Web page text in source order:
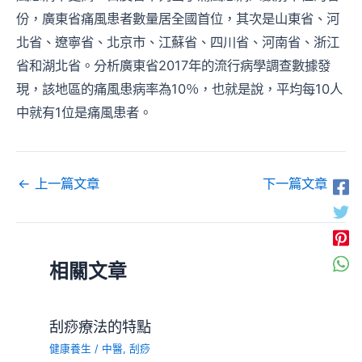
份，廣東省痛風患者數量居全國首位，其次是山東省、河
北省、遼寧省、北京市、江蘇省、四川省、河南省、浙江
省和湖北省。分析廣東省2017年的流行病學調查數據發
現，該地區的痛風患病率為10％，也就是說，平均每10人
中就有1位是痛風患者。
← 上一篇文章 下一篇文章 →
相關文章
刮痧療法的特點
健康養生 / 中醫,刮痧